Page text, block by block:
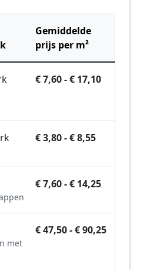
Gemiddelde
prijs per m²
€ 7,60 - € 17,10
€ 3,80 - € 8,55
€ 7,60 - € 14,25
met
€ 47,50 - € 90,25